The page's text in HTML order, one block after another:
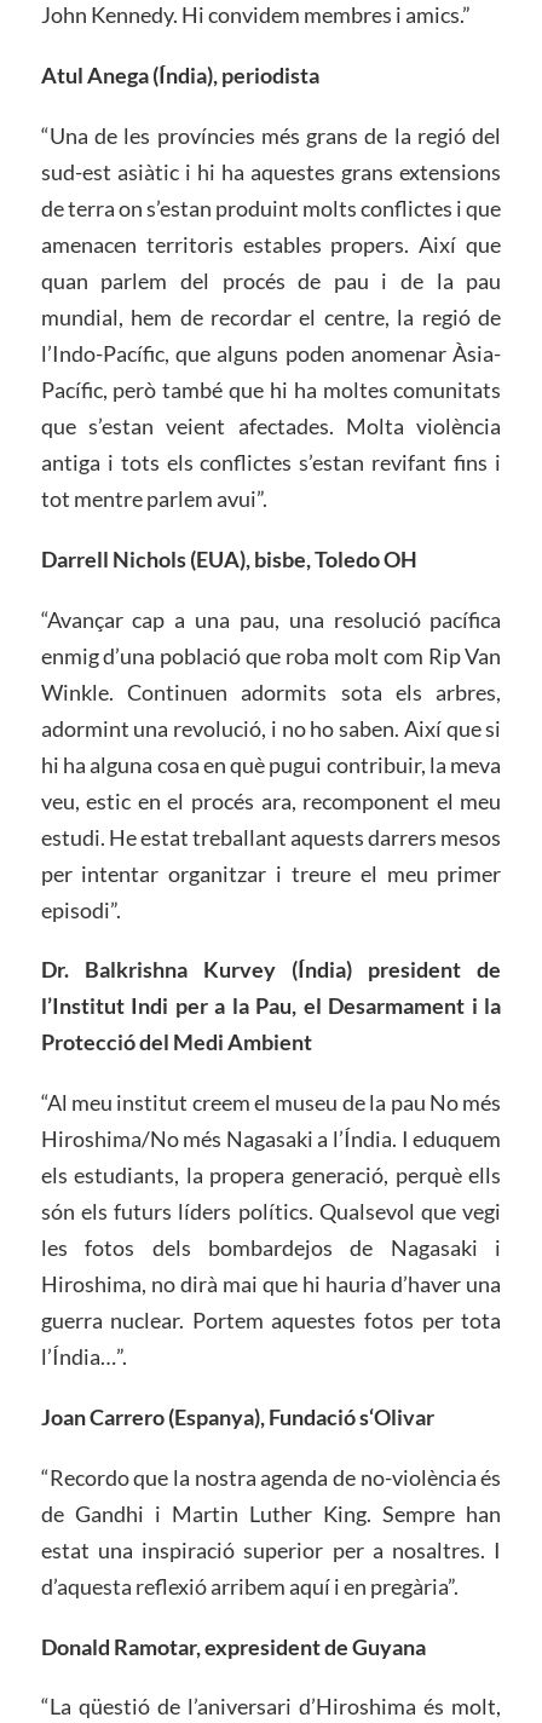
John Kennedy. Hi convidem membres i amics.”
Atul Anega (Índia), periodista
“Una de les províncies més grans de la regió del
sud-est asiàtic i hi ha aquestes grans extensions
de terra on s’estan produint molts conflictes i que
amenacen territoris estables propers. Així que
quan parlem del procés de pau i de la pau
mundial, hem de recordar el centre, la regió de
l’Indo-Pacífic, que alguns poden anomenar Àsia-
Pacífic, però també que hi ha moltes comunitats
que s’estan veient afectades. Molta violència
antiga i tots els conflictes s’estan revifant fins i
tot mentre parlem avui”.
Darrell Nichols (EUA), bisbe, Toledo OH
“Avançar cap a una pau, una resolució pacífica
enmig d’una població que roba molt com Rip Van
Winkle. Continuen adormits sota els arbres,
adormint una revolució, i no ho saben. Així que si
hi ha alguna cosa en què pugui contribuir, la meva
veu, estic en el procés ara, recomponent el meu
estudi. He estat treballant aquests darrers mesos
per intentar organitzar i treure el meu primer
episodi”.
Dr. Balkrishna Kurvey (Índia) president de
l’Institut Indi per a la Pau, el Desarmament i la
Protecció del Medi Ambient
“Al meu institut creem el museu de la pau No més
Hiroshima/No més Nagasaki a l’Índia. I eduquem
els estudiants, la propera generació, perquè ells
són els futurs líders polítics. Qualsevol que vegi
les fotos dels bombardejos de Nagasaki i
Hiroshima, no dirà mai que hi hauria d’haver una
guerra nuclear. Portem aquestes fotos per tota
l’Índia…”.
Joan Carrero (Espanya), Fundaciós‘Olivar
“Recordo que la nostra agenda de no-violència és
de Gandhi i Martin Luther King. Sempre han
estat una inspiració superior per a nosaltres. I
d’aquesta reflexió arribem aquí i en pregària”.
Donald Ramotar, expresident de Guyana
“La qüestió de l’aniversari d’Hiroshima és molt,